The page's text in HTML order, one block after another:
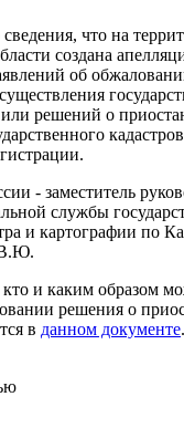
что на
создана
об
или решений о
- заместитель
службы
и картографии по
В.Ю.
и каким образом
решения о
в данном документе.